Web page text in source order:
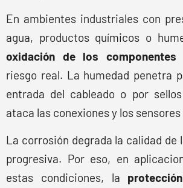
En ambientes industriales con
agua, productos químicos o
oxidación de los componentes
riesgo real. La humedad penetra
entrada del cableado o por
ataca las conexiones y los
La corrosión degrada la calidad de
progresiva. Por eso, en
estas condiciones, la